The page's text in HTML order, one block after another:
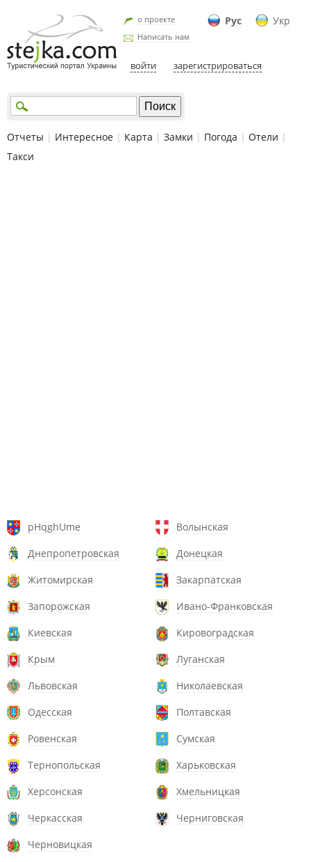
Рус Укр
о проекте
Написать нам
войти зарегистрироваться
Отчеты | Интересное | Карта | Замки | Погода | Отели |
Такси
pHqghUme
Волынская
Днепропетровская
Донецкая
Житомирская
Закарпатская
Запорожская
Ивано-Франковская
Киевская
Кировоградская
Крым
Луганская
Львовская
Николаевская
Одесская
Полтавская
Ровенская
Сумская
Тернопольская
Харьковская
Херсонская
Хмельницкая
Черкасская
Черниговская
Черновицкая